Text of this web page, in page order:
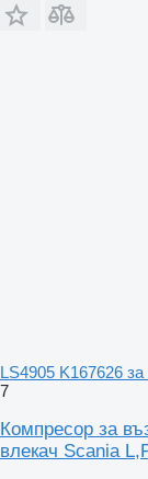
LS4905 K167626
7
Компресор за
влекач Scania